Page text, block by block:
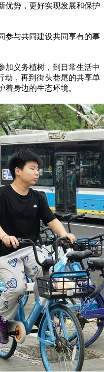
优势，更好实现发展和保护
与共同建设共同享有的事
义务植树，到日常生活中
动，再到街头巷尾的共享单
身边的生态环境。